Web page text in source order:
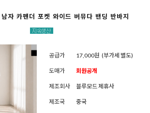
카펜더 포켓 와이드 버뮤다 밴딩 반바지
공급가 17,000원 (부가세 별도)
도매가 회원공개
제조회사 블루모드 제휴사
제조국 중국